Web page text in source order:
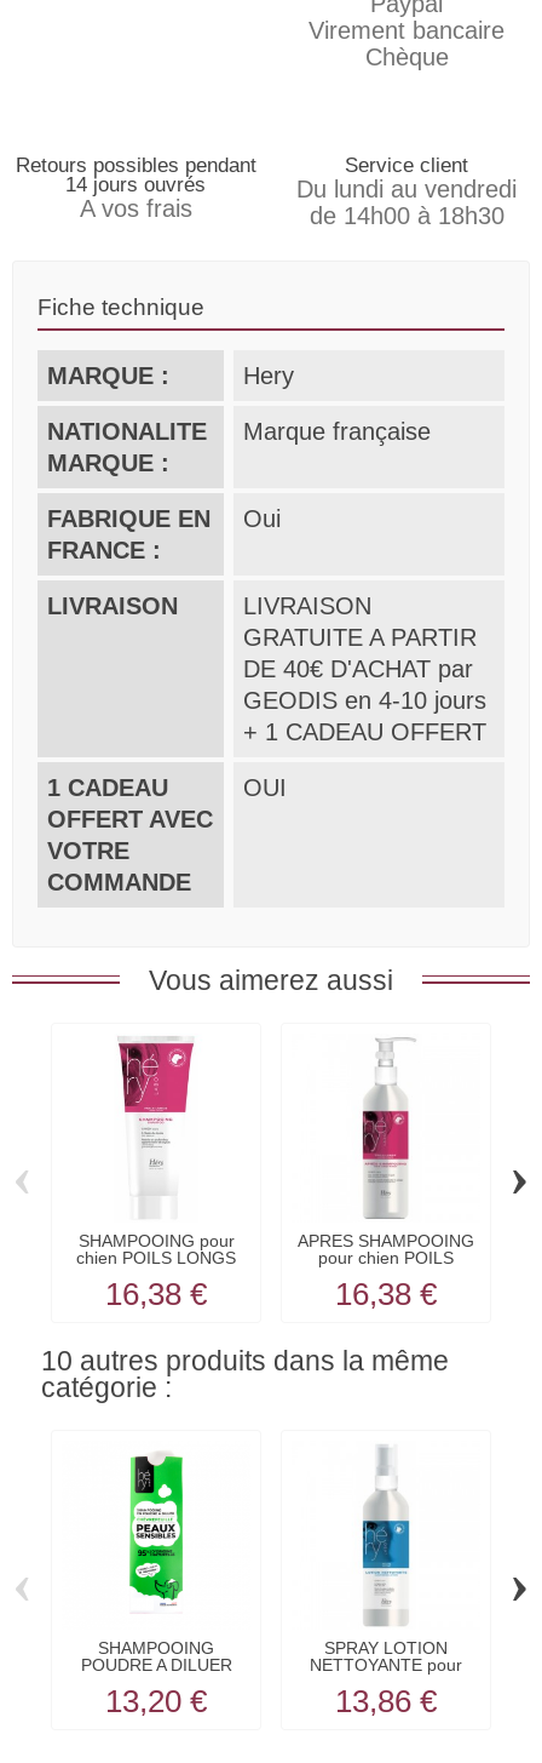
Virement bancaire
Chèque
Retours possibles pendant
14 jours ouvrés
A vos frais
Service client
Du lundi au vendredi
de 14h00 à 18h30
Fiche technique
MARQUE : Hery
NATIONALITE
MARQUE :
Marque française
FABRIQUE EN
FRANCE :
Oui
LIVRAISON
LIVRAISON
GRATUITE A PARTIR
DE 40€ D'ACHAT par
GEODIS en 4-10 jours
+ 1 CADEAU OFFERT
1 CADEAU
OFFERT AVEC
VOTRE
COMMANDE
OUI
Vous aimerez aussi
SHAMPOOING pour
chien POILS LONGS
16,38 €
APRES SHAMPOOING
pour chien POILS
16,38 €
‹ ›
10 autres produits dans la même
catégorie :
SHAMPOOING
POUDRE A DILUER
13,20 €
SPRAY LOTION
NETTOYANTE pour
13,86 €
‹ ›